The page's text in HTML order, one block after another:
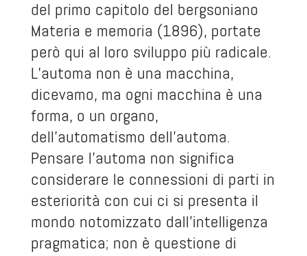
Materia e memoria (1896), portate
però qui al loro sviluppo più radicale.
L’automa non è una macchina,
dicevamo, ma ogni macchina è una
forma, o un organo,
dell’automatismo dell’automa.
Pensare l’automa non significa
considerare le connessioni di parti in
esteriorità con cui ci si presenta il
mondo notomizzato dall’intelligenza
pragmatica; non è questione di